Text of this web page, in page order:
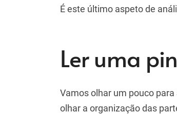
É este último aspeto de
Ler uma
Vamos olhar um pouco
olhar a organização das